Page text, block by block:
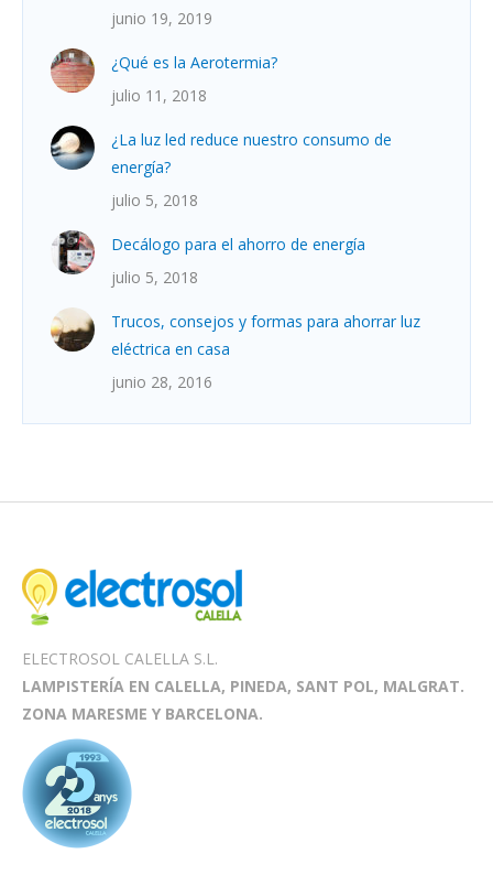
junio 19, 2019
¿Qué es la Aerotermia?
julio 11, 2018
¿La luz led reduce nuestro consumo de
energía?
julio 5, 2018
Decálogo para el ahorro de energía
julio 5, 2018
Trucos, consejos y formas para ahorrar luz
eléctrica en casa
junio 28, 2016
ELECTROSOL CALELLA S.L.
LAMPISTERÍA EN CALELLA, PINEDA, SANT POL, MALGRAT.
ZONA MARESME Y BARCELONA.